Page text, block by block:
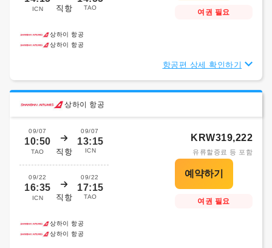
ICN 직항 TAO
여권 필요
상하이 항공
상하이 항공
항공편 상세 확인하기
상하이 항공
09/07
10:50
TAO 직항
09/07
13:15
ICN
09/22
16:35
ICN 직항
09/22
17:15
TAO
KRW319,222
유류할증료 등 포함
여권 필요
상하이 항공
상하이 항공